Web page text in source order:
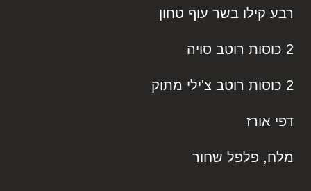
רבע קילו בשר עוף טחון
2 כוסות רוטב סויה
2 כוסות רוטב צ'ילי מתוק
דפי אורז
מלח, פלפל שחור